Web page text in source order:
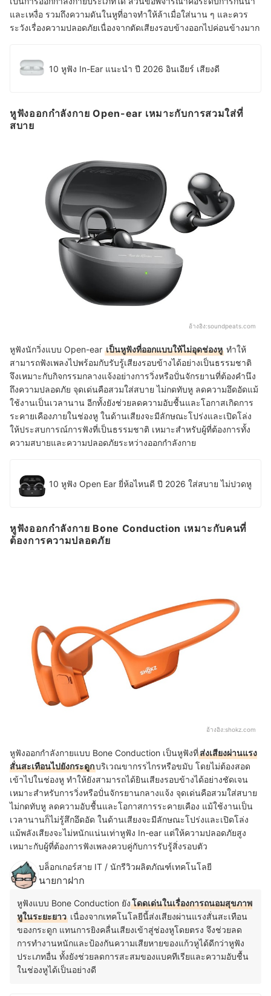
และเหงื่อ รวมถึงความดันในหูที่อาจทำให้ล้าเมื่อใส่นาน ๆ และควร
ระวังเรื่องความปลอดภัยเนื่องจากตัดเสียงรอบข้างออกไปค่อนข้างมาก
10 หูฟัง In-Ear แนะนํา ปี 2026 อินเอียร์ เสียงดี
หูฟังออกกำลังกาย Open-ear เหมาะกับการสวมใส่ที่
สบาย
อ้างอิง:soundpeats.com
หูฟังนักวิ่งแบบ Open-ear เป็นหูฟังที่ออกแบบให้ไม่อุดช่องหู ทำให้
สามารถฟังเพลงไปพร้อมกับรับรู้เสียงรอบข้างได้อย่างเป็นธรรมชาติ
จึงเหมาะกับกิจกรรมกลางแจ้งอย่างการวิ่งหรือปั่นจักรยานที่ต้องคำนึง
ถึงความปลอดภัย จุดเด่นคือสวมใส่สบาย ไม่กดทับหู ลดความอึดอัดแม้
ใช้งานเป็นเวลานาน อีกทั้งยังช่วยลดความอับชื้นและโอกาสเกิดการ
ระคายเคืองภายในช่องหู ในด้านเสียงจะมีลักษณะโปร่งและเปิดโล่ง
ให้ประสบการณ์การฟังที่เป็นธรรมชาติ เหมาะสำหรับผู้ที่ต้องการทั้ง
ความสบายและความปลอดภัยระหว่างออกกำลังกาย
10 หูฟัง Open Ear ยี่ห้อไหนดี ปี 2026 ใส่สบาย ไม่ปวดหู
หูฟังออกกำลังกาย Bone Conduction เหมาะกับคนที่
ต้องการความปลอดภัย
อ้างอิง:shokz.com
หูฟังออกกำลังกายแบบ Bone Conduction เป็นหูฟังที่ส่งเสียงผ่านแรง
สั่นสะเทือนไปยังกระดูกบริเวณขากรรไกรหรือขมับ โดยไม่ต้องสอด
เข้าไปในช่องหู ทำให้ยังสามารถได้ยินเสียงรอบข้างได้อย่างชัดเจน
เหมาะสำหรับการวิ่งหรือปั่นจักรยานกลางแจ้ง จุดเด่นคือสวมใส่สบาย
ไม่กดทับหู ลดความอับชื้นและโอกาสการระคายเคือง แม้ใช้งานเป็น
เวลานานก็ไม่รู้สึกอึดอัด ในด้านเสียงจะมีลักษณะโปร่งและเปิดโล่ง
แม้พลังเสียงจะไม่หนักแน่นเท่าหูฟัง In-ear แต่ให้ความปลอดภัยสูง
เหมาะกับผู้ที่ต้องการฟังเพลงควบคู่กับการรับรู้สิ่งรอบตัว
บล็อกเกอร์สาย IT / นักรีวิวผลิตภัณฑ์เทคโนโลยี
นายกาฝาก
หูฟังแบบ Bone Conduction ยังโดดเด่นในเรื่องการถนอมสุขภาพ
หูในระยะยาว เนื่องจากเทคโนโลยีนี้ส่งเสียงผ่านแรงสั่นสะเทือน
ของกระดูก แทนการยิงคลื่นเสียงเข้าสู่ช่องหูโดยตรง จึงช่วยลด
การทำงานหนักและป้องกันความเสียหายของแก้วหูได้ดีกว่าหูฟัง
ประเภทอื่น ทั้งยังช่วยลดการสะสมของแบคทีเรียและความอับชื้น
ในช่องหูได้เป็นอย่างดี